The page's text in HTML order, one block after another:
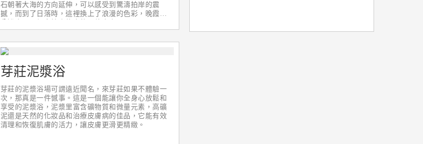
石朝著大海的方向延伸，可以感受到驚濤拍岸的震
撼，而到了日落時，這裡換上了浪漫的色彩，晚霞十
芽莊泥漿浴
芽莊的泥漿浴場可謂遠近聞名，來芽莊如果不體驗一
次，那真是一件憾事。這是一個能讓你全身心放鬆和
享受的泥漿浴，泥漿里富含礦物質和微量元素，高礦
泥還是天然的化妝品和治療皮膚病的佳品，它能有效
清理和恢復肌膚的活力，讓皮膚更滑更精緻。